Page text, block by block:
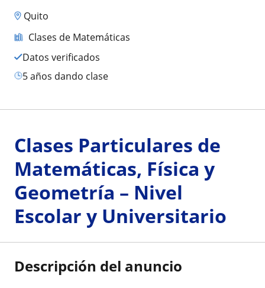
Quito
Clases de Matemáticas
Datos verificados
5 años dando clase
Clases Particulares de
Matemáticas, Física y
Geometría – Nivel
Escolar y Universitario
Descripción del anuncio